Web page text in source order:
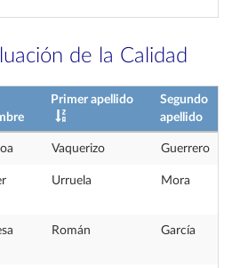
de la Calidad
Primer apellido
Segundo
apellido
Vaquerizo Guerrero
Urruela Mora
Román García